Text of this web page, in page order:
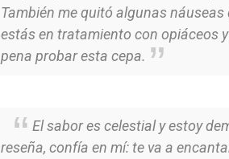
También me quitó algunas
estás en tratamiento con opiáceos
pena probar esta cepa.
El sabor es celestial y estoy
reseña, confía en mí: te va a